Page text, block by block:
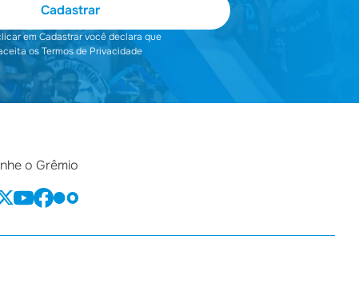
Cadastrar
em Cadastrar você declara que
os Termos de Privacidade
o Grêmio